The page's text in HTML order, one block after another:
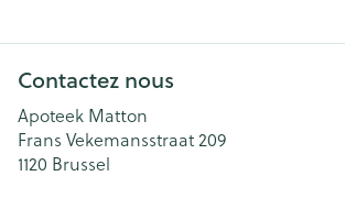
Contactez nous
Apoteek Matton
Frans Vekemansstraat 209
1120 Brussel